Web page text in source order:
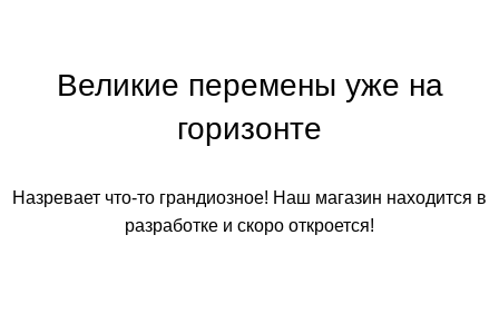
Великие перемены уже на
горизонте
Назревает что-то грандиозное! Наш магазин находится в
разработке и скоро откроется!